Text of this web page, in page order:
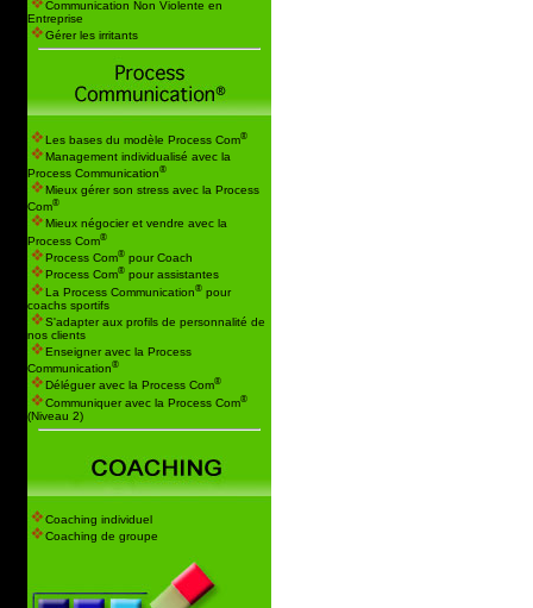
Communication Non Violente en
Entreprise
Gérer les irritants
Les bases du modèle Process Com®
Management individualisé avec la
Process Communication®
Mieux gérer son stress avec la Process
Com®
Mieux négocier et vendre avec la
Process Com®
Process Com® pour Coach
Process Com® pour assistantes
La Process Communication® pour
coachs sportifs
S'adapter aux profils de personnalité de
nos clients
Enseigner avec la Process
Communication®
Déléguer avec la Process Com®
Communiquer avec la Process Com®
(Niveau 2)
Coaching individuel
Coaching de groupe